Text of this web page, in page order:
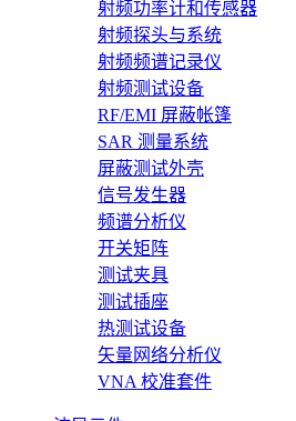
射频功率计和传感器
射频探头与系统
射频频谱记录仪
射频测试设备
RF/EMI 屏蔽帐篷
SAR 测量系统
屏蔽测试外壳
信号发生器
频谱分析仪
开关矩阵
测试夹具
测试插座
热测试设备
矢量网络分析仪
VNA 校准套件